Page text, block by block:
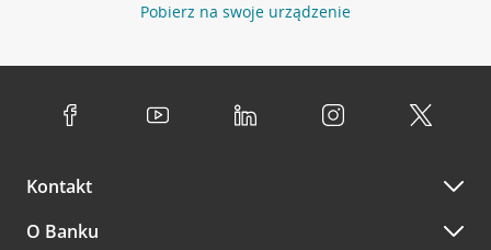
Pobierz na swoje urządzenie
Kontakt
O Banku